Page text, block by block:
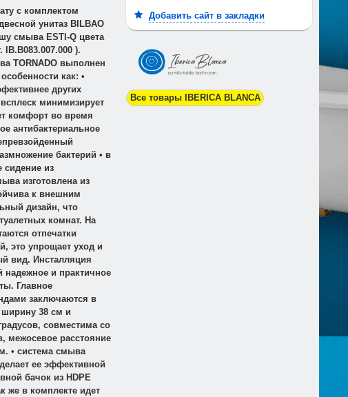
с комплектом
унитаз BILBAO
смыва ESTI-Q цвета
).
TORNADO выполнен
как: •
других
минимизирует
комфорт во время
антибактериальное
бактерий • в
сидение из
изготовлена из
к внешним
дизайн, что
комнат. На
отпечатки
это упрощает уход и
вид. Инсталляция
надежное и практичное
Главное
заключаются в
ширину 38 см и
совместима со
межосевое расстояние
• система смыва
ее эффективной
бачок из HDPE
же в комплекте идет
Добавить сайт в закладки
Все товары IBERICA BLANCA